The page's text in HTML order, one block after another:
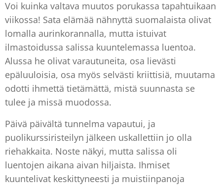
Voi kuinka valtava muutos porukassa tapahtuikaan
viikossa! Sata elämää nähnyttä suomalaista olivat
lomalla aurinkorannalla, mutta istuivat
ilmastoidussa salissa kuuntelemassa luentoa.
Alussa he olivat varautuneita, osa lievästi
epäluuloisia, osa myös selvästi kriittisiä, muutama
odotti ihmettä tietämättä, mistä suunnasta se
tulee ja missä muodossa.
Päivä päivältä tunnelma vapautui, ja
puolikurssiristeilyn jälkeen uskallettiin jo olla
riehakkaita. Noste näkyi, mutta salissa oli
luentojen aikana aivan hiljaista. Ihmiset
kuuntelivat keskittyneesti ja muistiinpanoja